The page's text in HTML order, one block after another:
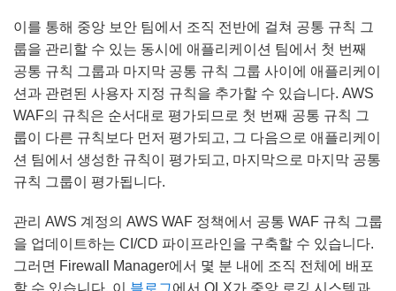
이를 통해 중앙 보안 팀에서 조직 전반에 걸쳐 공통 규칙 그
룹을 관리할 수 있는 동시에 애플리케이션 팀에서 첫 번째
공통 규칙 그룹과 마지막 공통 규칙 그룹 사이에 애플리케이
션과 관련된 사용자 지정 규칙을 추가할 수 있습니다. AWS
WAF의 규칙은 순서대로 평가되므로 첫 번째 공통 규칙 그
룹이 다른 규칙보다 먼저 평가되고, 그 다음으로 애플리케이
션 팀에서 생성한 규칙이 평가되고, 마지막으로 마지막 공통
규칙 그룹이 평가됩니다.
관리 AWS 계정의 AWS WAF 정책에서 공통 WAF 규칙 그룹
을 업데이트하는 CI/CD 파이프라인을 구축할 수 있습니다.
그러면 Firewall Manager에서 몇 분 내에 조직 전체에 배포
할 수 있습니다. 이 블로그에서 OLX가 중앙 로깅 시스템과